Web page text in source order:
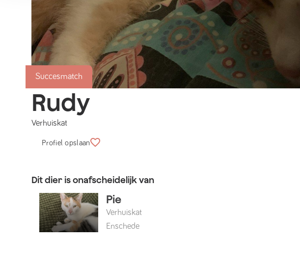
Succesmatch
Rudy
Verhuiskat
Profiel opslaan
Dit dier is onafscheidelijk van
Pie
Verhuiskat
Enschede